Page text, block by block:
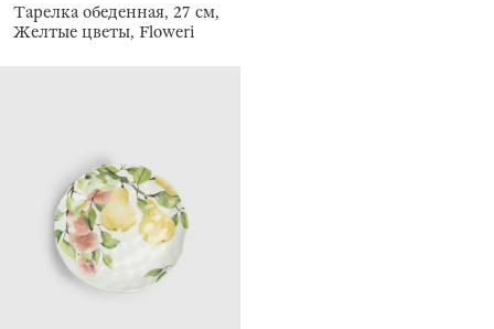
Тарелка обеденная, 27 см,
Желтые цветы, Floweri